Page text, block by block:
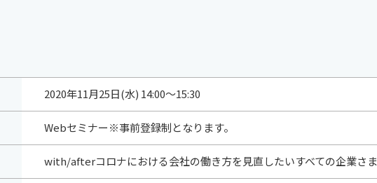
2020年11月25日(水) 14:00～15:30
Webセミナー※事前登録制となります。
with/afterコロナにおける会社の働き方を見直したいすべての企業さま